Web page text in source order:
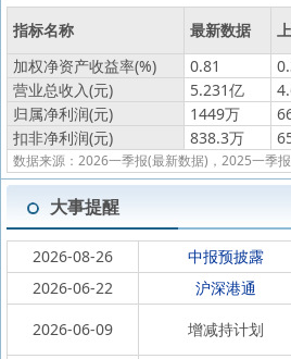
指标名称 最新数据
加权净资产收益率(%)
0.81
营业总收入(元)
5.231亿
归属净利润(元)
1449万
扣非净利润(元)
838.3万
数据来源：2026一季报(最新数据)，2025一季
大事提醒
2026-08-26 中报预披露
2026-06-22
沪深港通
2026-06-09
增减持计划